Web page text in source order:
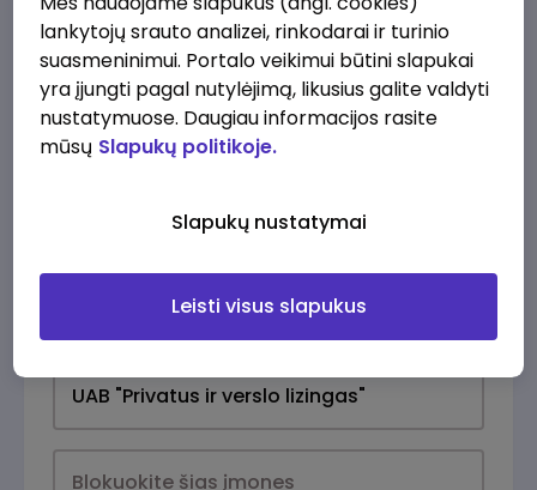
Kokios srities darbo pasiūlymai jus domina?
Pridėti naują
lankytojų srauto analizei, rinkodarai ir turinio
suasmeninimui. Portalo veikimui būtini slapukai
yra įjungti pagal nutylėjimą, likusius galite valdyti
nustatymuose. Daugiau informacijos rasite
mūsų Slapukų politikoje.
Slapukų nustatymai
Leisti visus slapukus